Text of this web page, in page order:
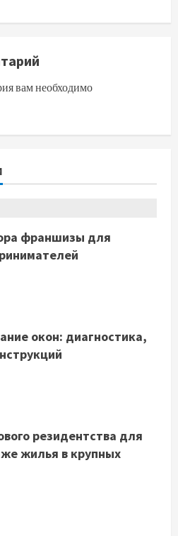
вам необходимо
франшизы для
окон: диагностика,
резидентства для
жилья в крупных